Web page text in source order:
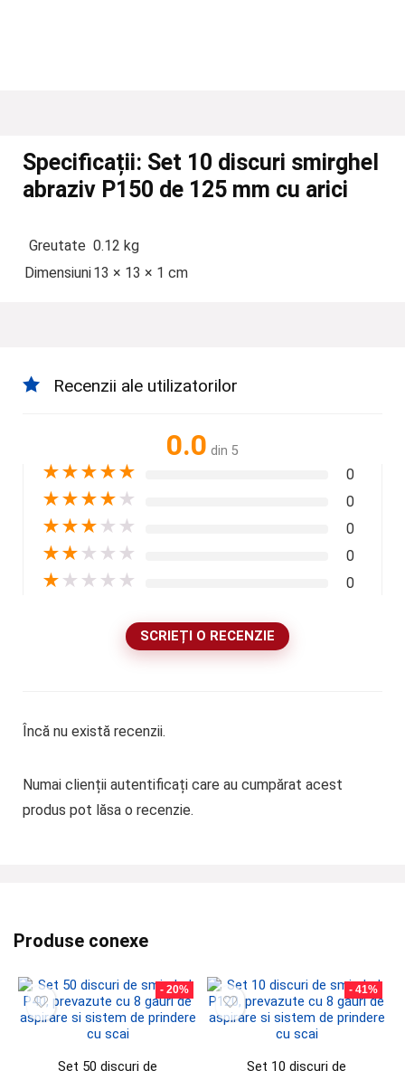
Specificații: Set 10 discuri smirghel
abraziv P150 de 125 mm cu arici
Greutate 0.12 kg
Dimensiuni13 × 13 × 1 cm
Recenzii ale utilizatorilor
0.0 din 5
★★★★★ 0
★★★★ ★ 0
★★★ ★ ★ 0
★★ ★ ★ ★ 0
★ ★ ★ ★ ★ 0
SCRIEȚI O RECENZIE
Încă nu există recenzii.
Numai clienții autentificați care au cumpărat acest
produs pot lăsa o recenzie.
Produse conexe
- 20%
Set 50 discuri de
- 41%
Set 10 discuri de